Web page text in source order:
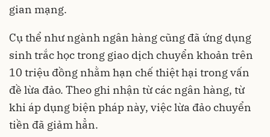
gian mạng.
Cụ thể như ngành ngân hàng cũng đã ứng dụng
sinh trắc học trong giao dịch chuyển khoản trên
10 triệu đồng nhằm hạn chế thiệt hại trong vấn
đề lừa đảo. Theo ghi nhận từ các ngân hàng, từ
khi áp dụng biện pháp này, việc lừa đảo chuyển
tiền đã giảm hẳn.